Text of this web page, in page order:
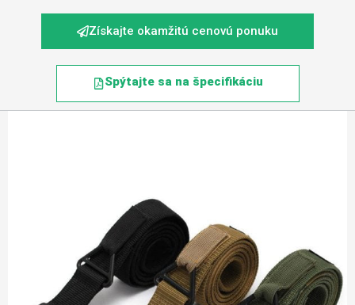
Získajte okamžitú cenovú ponuku
Spýtajte sa na špecifikáciu